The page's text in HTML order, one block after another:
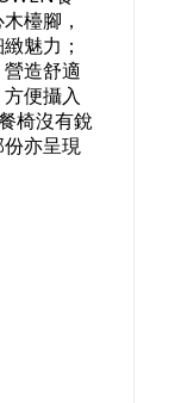
檯腳，
魅力；
造舒適
便攝入
椅沒有銳
亦呈現